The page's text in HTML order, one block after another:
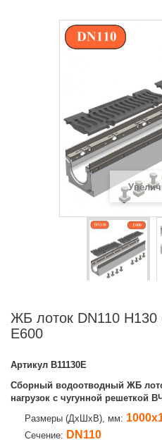
ЖБ лоток DN110 H130
E600
Артикул В11130E
Сборный водоотводный ЖБ
нагрузок с чугунной решеткой
Размеры (ДхШхВ), мм:
Сечение: DN110